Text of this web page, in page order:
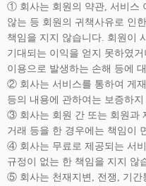
① 회사는 회원의 약관, 서비스
않는 등 회원의 귀책사유로 인
책임을 지지 않습니다. 회원이
기대되는 이익을 얻지 못하였
이용으로 발생하는 손해 등에
② 회사는 서비스를 통하여 게
등의 내용에 관하여는 보증하지
③ 회사는 회원 간 또는 회원과
거래 등을 한 경우에는 책임이
④ 회사는 무료로 제공되는 서
규정이 없는 한 책임을 지지 않
⑤ 회사는 천재지변, 전쟁, 기간